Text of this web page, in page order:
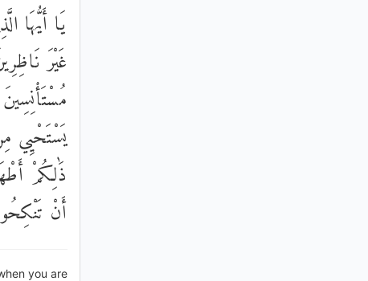
يَا أَيُّهَا
غَيْرَ
يَسْتَحْيِي
ذَٰلِكُمْ
أَنْ
you are